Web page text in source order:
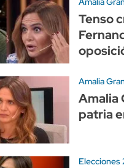
Tenso
Amalia
Amalia
patria
Elecciones